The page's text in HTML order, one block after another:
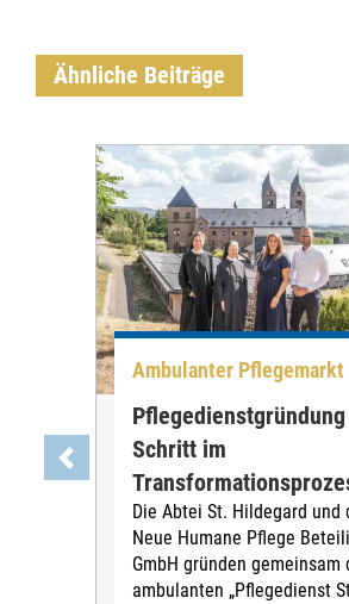
Ähnliche Beiträge
Ambulanter Pflegemarkt
Schritt im
Die Abtei St. Hildegard und
Neue Humane Pflege
GmbH gründen gemeinsam
ambulanten „Pflegedienst